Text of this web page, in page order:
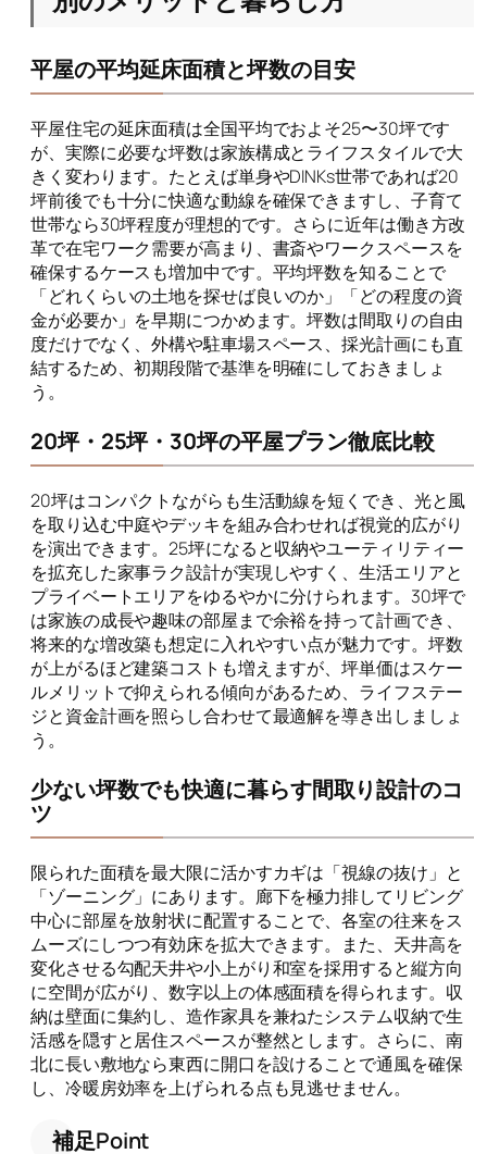
平屋の平均延床面積と坪数の目安
平屋住宅の延床面積は全国平均でおよそ25〜30坪です
が、実際に必要な坪数は家族構成とライフスタイルで大
きく変わります。たとえば単身やDINKs世帯であれば20
坪前後でも十分に快適な動線を確保できますし、子育て
世帯なら30坪程度が理想的です。さらに近年は働き方改
革で在宅ワーク需要が高まり、書斎やワークスペースを
確保するケースも増加中です。平均坪数を知ることで
「どれくらいの土地を探せば良いのか」「どの程度の資
金が必要か」を早期につかめます。坪数は間取りの自由
度だけでなく、外構や駐車場スペース、採光計画にも直
結するため、初期段階で基準を明確にしておきましょ
う。
20坪・25坪・30坪の平屋プラン徹底比較
20坪はコンパクトながらも生活動線を短くでき、光と風
を取り込む中庭やデッキを組み合わせれば視覚的広がり
を演出できます。25坪になると収納やユーティリティー
を拡充した家事ラク設計が実現しやすく、生活エリアと
プライベートエリアをゆるやかに分けられます。30坪で
は家族の成長や趣味の部屋まで余裕を持って計画でき、
将来的な増改築も想定に入れやすい点が魅力です。坪数
が上がるほど建築コストも増えますが、坪単価はスケー
ルメリットで抑えられる傾向があるため、ライフステー
ジと資金計画を照らし合わせて最適解を導き出しましょ
う。
少ない坪数でも快適に暮らす間取り設計のコ
ツ
限られた面積を最大限に活かすカギは「視線の抜け」と
「ゾーニング」にあります。廊下を極力排してリビング
中心に部屋を放射状に配置することで、各室の往来をス
ムーズにしつつ有効床を拡大できます。また、天井高を
変化させる勾配天井や小上がり和室を採用すると縦方向
に空間が広がり、数字以上の体感面積を得られます。収
納は壁面に集約し、造作家具を兼ねたシステム収納で生
活感を隠すと居住スペースが整然とします。さらに、南
北に長い敷地なら東西に開口を設けることで通風を確保
し、冷暖房効率を上げられる点も見逃せません。
補足Point